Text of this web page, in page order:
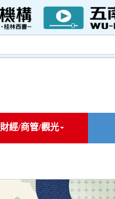
財經/商管/觀光